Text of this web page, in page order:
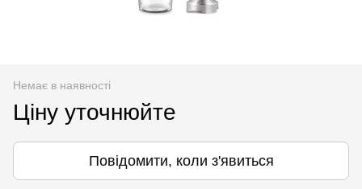
Немає в наявності
Ціну уточнюйте
Повідомити, коли з'явиться